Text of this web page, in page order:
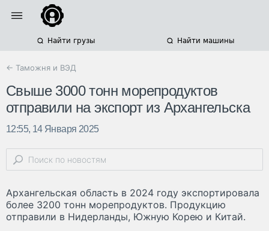
Найти грузы Найти машины
← Таможня и ВЭД
Свыше 3000 тонн морепродуктов
отправили на экспорт из Архангельска
12:55, 14 Января 2025
Архангельская область в 2024 году экспортировала
более 3200 тонн морепродуктов. Продукцию
отправили в Нидерланды, Южную Корею и Китай.